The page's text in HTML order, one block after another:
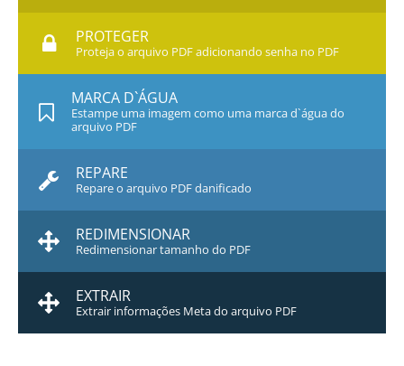
PROTEGER
Proteja o arquivo PDF adicionando senha no PDF
MARCA D`ÁGUA
Estampe uma imagem como uma marca d`água do
arquivo PDF
REPARE
Repare o arquivo PDF danificado
REDIMENSIONAR
Redimensionar tamanho do PDF
EXTRAIR
Extrair informações Meta do arquivo PDF